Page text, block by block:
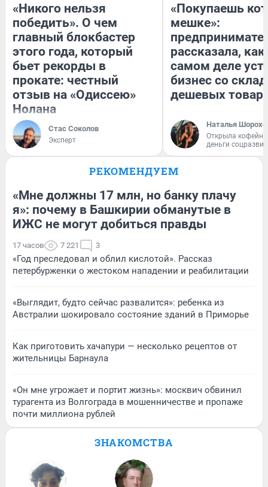
«Никого нельзя
победить». О чем
главный блокбастер
этого года, который
бьет рекорды в
прокате: честный
отзыв на «Одиссею»
Нолана
Стас Соколов
Эксперт
«Покупаешь
мешке»:
рассказала, как
самом деле
бизнес со
дешевых
Наталья
Открыла
деньги
РЕКОМЕНДУЕМ
«Мне должны 17 млн, но банку плачу
я»: почему в Башкирии обманутые в
ИЖС не могут добиться правды
17 часов 7 221 3
«Год преследовал и облил кислотой». Рассказ
петербурженки о жестоком нападении и реабилитации
«Выглядит, будто сейчас развалится»: ребенка из
Австралии шокировало состояние зданий в Приморье
Как приготовить хачапури — несколько рецептов от
жительницы Барнаула
«Он мне угрожает и портит жизнь»: москвич обвинил
турагента из Волгограда в мошенничестве и пропаже
почти миллиона рублей
ЗНАКОМСТВА